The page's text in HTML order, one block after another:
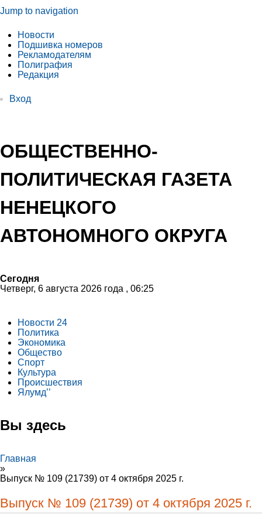
Jump to navigation
Новости
Подшивка номеров
Рекламодателям
Полиграфия
Редакция
Вход
ОБЩЕСТВЕННО-
ПОЛИТИЧЕСКАЯ ГАЗЕТА
НЕНЕЦКОГО
АВТОНОМНОГО ОКРУГА
Сегодня
Четверг, 6 августа 2026 года , 06:25
Новости 24
Политика
Экономика
Общество
Спорт
Культура
Происшествия
Ялумд’’
Вы здесь
Главная
»
Выпуск № 109 (21739) от 4 октября 2025 г.
Выпуск № 109 (21739) от 4 октября 2025 г.